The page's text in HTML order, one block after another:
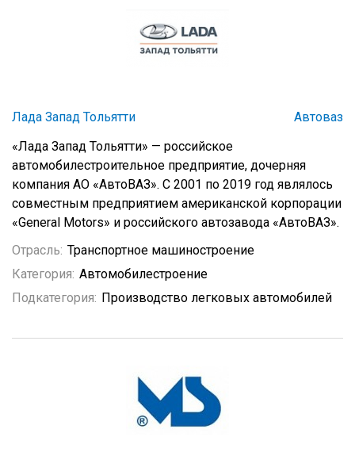
Лада Запад Тольятти
Автоваз
«Лада Запад Тольятти» — российское
автомобилестроительное предприятие, дочерняя
компания АО «АвтоВАЗ». С 2001 по 2019 год являлось
совместным предприятием американской корпорации
«General Motors» и российского автозавода «АвтоВАЗ».
Отрасль: Транспортное машиностроение
Категория: Автомобилестроение
Подкатегория: Производство легковых автомобилей